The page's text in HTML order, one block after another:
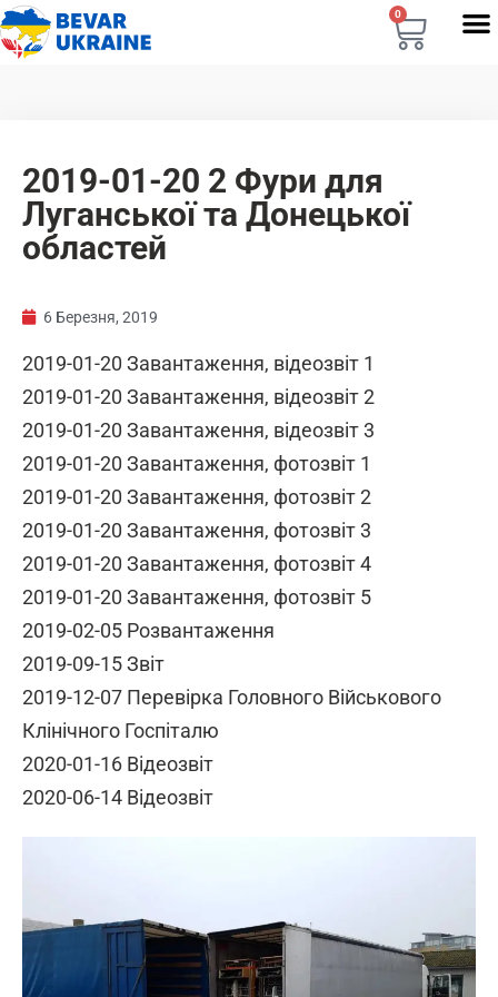
0
2019-01-20 2 Фури для
Луганської та Донецької
областей
6 Березня, 2019
2019-01-20 Завантаження, відеозвіт 1
2019-01-20 Завантаження, відеозвіт 2
2019-01-20 Завантаження, відеозвіт 3
2019-01-20 Завантаження, фотозвіт 1
2019-01-20 Завантаження, фотозвіт 2
2019-01-20 Завантаження, фотозвіт 3
2019-01-20 Завантаження, фотозвіт 4
2019-01-20 Завантаження, фотозвіт 5
2019-02-05 Розвантаження
2019-09-15 Звіт
2019-12-07 Перевірка Головного Військового
Клінічного Госпіталю
2020-01-16 Відеозвіт
2020-06-14 Відеозвіт